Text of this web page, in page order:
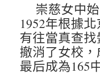
崇慈女中
1952年根據
有往當真查
撤消了女校
最后成為165